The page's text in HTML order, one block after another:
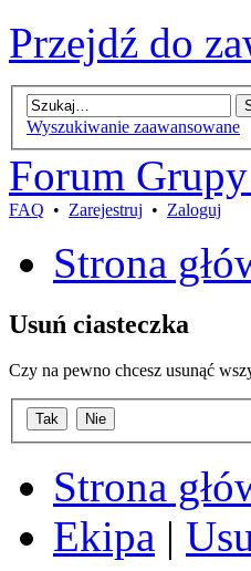
Przejdź do
Wyszukiwanie zaawansowane
Forum
FAQ • Zarejestruj • Zaloguj
Strona
Usuń ciasteczka
Czy na pewno chcesz usunąć
Strona
Ekipa |